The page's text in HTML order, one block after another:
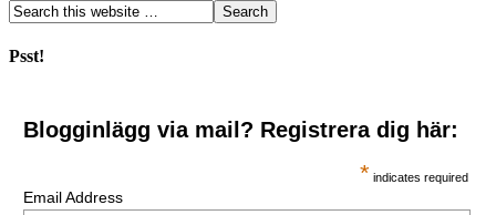
Psst!
Blogginlägg via mail? Registrera dig här:
* indicates required
Email Address